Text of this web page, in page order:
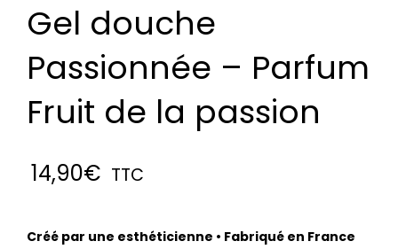
Gel douche
Passionnée – Parfum
Fruit de la passion
14,90€ TTC
Créé par une esthéticienne • Fabriqué en France